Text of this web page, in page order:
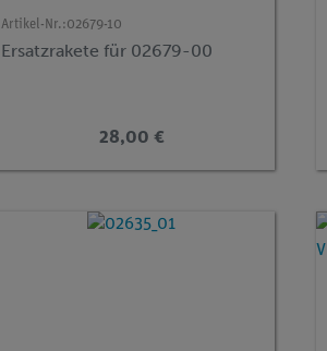
Artikel-Nr.:02679-10
Ersatzrakete für 02679-00
28,00 €